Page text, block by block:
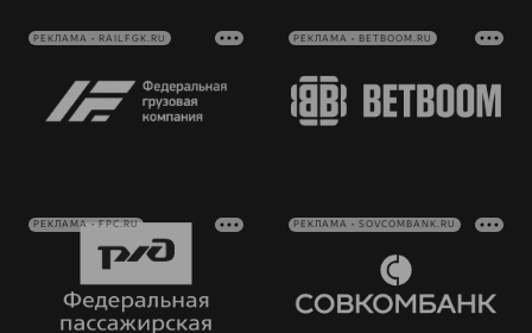
РЕКЛАМА • RAILFGK.RU РЕКЛАМА • BETBOOM.RU
РЕКЛАМА • FPC.RU РЕКЛАМА • SOVCOMBANK.RU